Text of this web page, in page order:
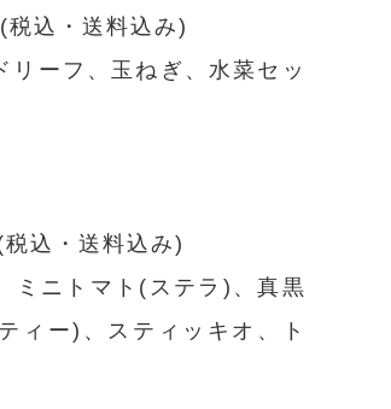
込・送料込み)
ーフ、玉ねぎ、水菜セッ
込・送料込み)
ミニトマト(ステラ)、真黒
ィー)、スティッキオ、ト